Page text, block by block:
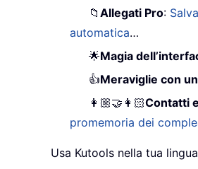
📁Allegati Pro:
automatica…
🌟Magia
👍Meraviglie con
👩🏼‍🤝‍👩🏻Contatti
promemoria dei
Usa Kutools nella tua